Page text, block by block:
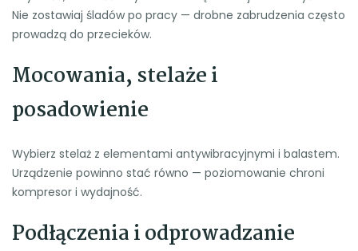
Nie zostawiaj śladów po pracy — drobne zabrudzenia często
prowadzą do przecieków.
Mocowania, stelaże i
posadowienie
Wybierz stelaż z elementami antywibracyjnymi i balastem.
Urządzenie powinno stać równo — poziomowanie chroni
kompresor i wydajność.
Podłączenia i odprowadzanie